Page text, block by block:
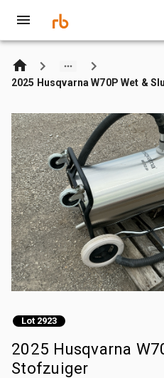
2025 Husqvarna W70P Wet &
Lot 2923
2025 Husqvarna
Stofzuiger